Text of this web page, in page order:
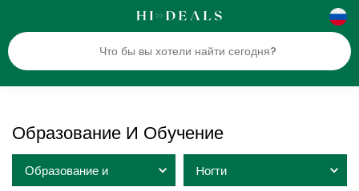
Образование И Обучение
Образование и
Hогти